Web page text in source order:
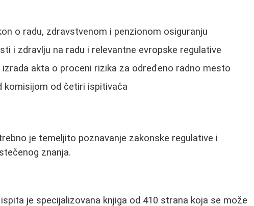
o radu, zdravstvenom i penzionom osiguranju
i zdravlju na radu i relevantne evropske regulative
akta o proceni rizika za određeno radno mesto
komisijom od četiri ispitivača
je temeljito poznavanje zakonske regulative i
znanja.
je specijalizovana knjiga od 410 strana koja se može